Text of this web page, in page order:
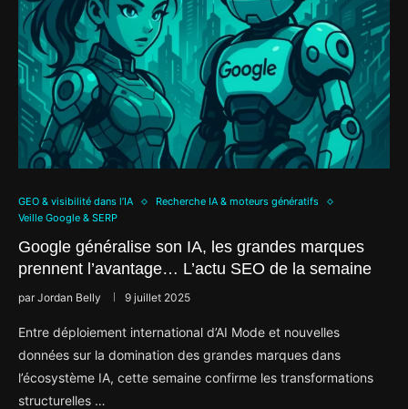
GEO & visibilité dans l’IA
Recherche IA & moteurs génératifs
Veille Google & SERP
Google généralise son IA, les grandes marques
prennent l’avantage… L’actu SEO de la semaine
parJordan Belly 9 juillet 2025
Entre déploiement international d’AI Mode et nouvelles
données sur la domination des grandes marques dans
l’écosystème IA, cette semaine confirme les transformations
structurelles …